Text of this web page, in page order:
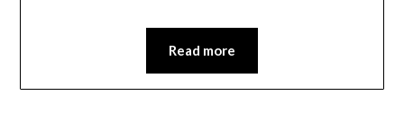
Read more